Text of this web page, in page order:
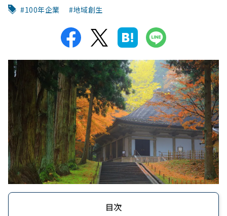
100年企業 地域創生
目次